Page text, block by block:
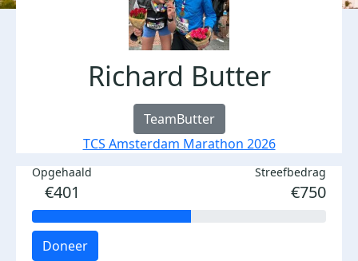
Richard Butter
TeamButter
TCS Amsterdam Marathon 2026
Opgehaald
€401
Streefbedrag
€750
Doneer